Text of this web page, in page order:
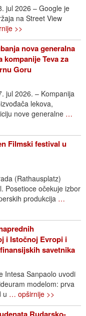
jul 2026 – Google je
na Street View
>>
nova generalna
kompanije Teva za
Goru
jul 2026. – Kompanija
lekova,
nove generalne …
Filmski festival u
(Rathausplatz)
Posetioce očekuje izbor
produkcija …
i Istočnoj Evropi i
savetnika
Intesa Sanpaolo uvodi
modelom: prva
u … opširnije >>
Rudarsko-